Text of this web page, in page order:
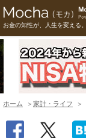
お金の知性が、人生を変える。
ホーム 家計・ライフ